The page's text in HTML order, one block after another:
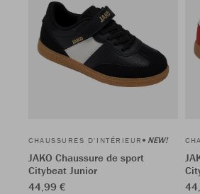
CHAUSSURES D'INTÉRIEUR NEW!
JAKO Chaussure de sport
Citybeat Junior
44,99 €